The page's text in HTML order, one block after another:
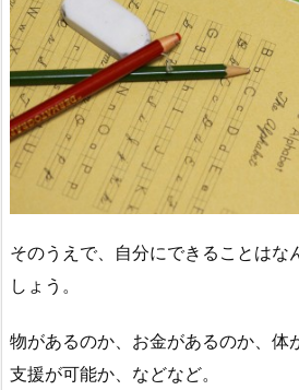
そのうえで、自分にできることはな
しょう。
物があるのか、お金があるのか、体
支援が可能か、などなど。